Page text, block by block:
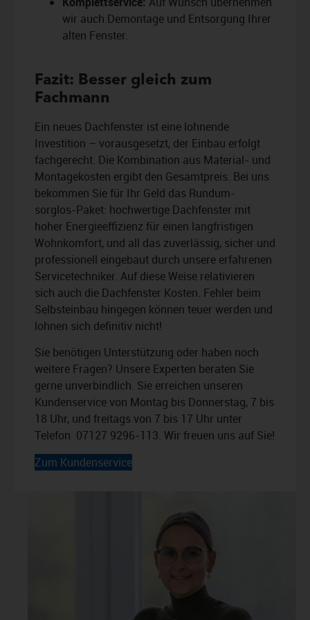
wir auch Demontage und Entsorgung Ihrer
alten Fenster.
Fazit: Besser gleich zum
Fachmann
Ein neues Dachfenster ist eine lohnende
Investition – vorausgesetzt, der Einbau erfolgt
fachgerecht. Die Kombination aus Material- und
Montagekosten ergibt den Gesamtpreis. Bei uns
bekommen Sie für Ihr Geld das Rundum-
sorglos-Paket: hochwertige Dachfenster mit
hoher Energieeffizienz für einen langfristigen
Wohnkomfort, und all das zuverlässig, sicher und
professionell eingebaut durch unsere erfahrenen
Servicetechniker. Auf diese Weise relativieren
sich auch die Dachfenster Kosten. Fehler beim
Selbsteinbau hingegen können teuer werden und
lohnen sich definitiv nicht!
Sie benötigen Unterstützung oder haben noch
weitere Fragen? Unsere Experten beraten Sie
gerne unverbindlich. Sie erreichen unseren
Kundenservice von Montag bis Donnerstag, 7 bis
18 Uhr, und freitags von 7 bis 17 Uhr unter
Telefon 07127 9296-113. Wir freuen uns auf Sie!
Zum Kundenservice